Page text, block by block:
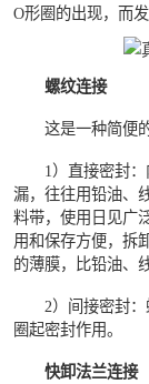
O形圈的出现，而
螺纹连接
这是一种简便的
1）直接密封：
漏，往往用铅油、
料带，使用日见广
用和保存方便，拆
的薄膜，比铅油、
2）间接密封：
圈起密封作用。
快卸法兰连接